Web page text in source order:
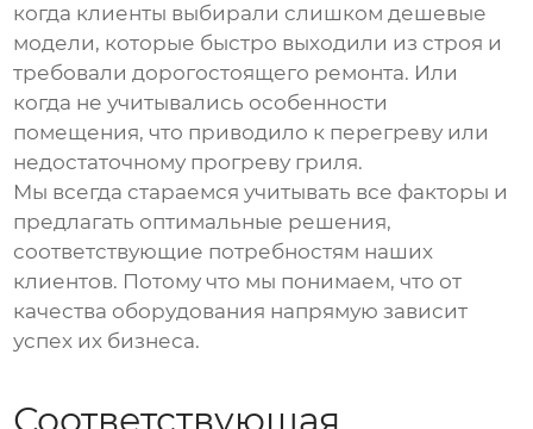
когда клиенты выбирали слишком дешевые
модели, которые быстро выходили из строя и
требовали дорогостоящего ремонта. Или
когда не учитывались особенности
помещения, что приводило к перегреву или
недостаточному прогреву гриля.
Мы всегда стараемся учитывать все факторы и
предлагать оптимальные решения,
соответствующие потребностям наших
клиентов. Потому что мы понимаем, что от
качества оборудования напрямую зависит
успех их бизнеса.
Соответствующая